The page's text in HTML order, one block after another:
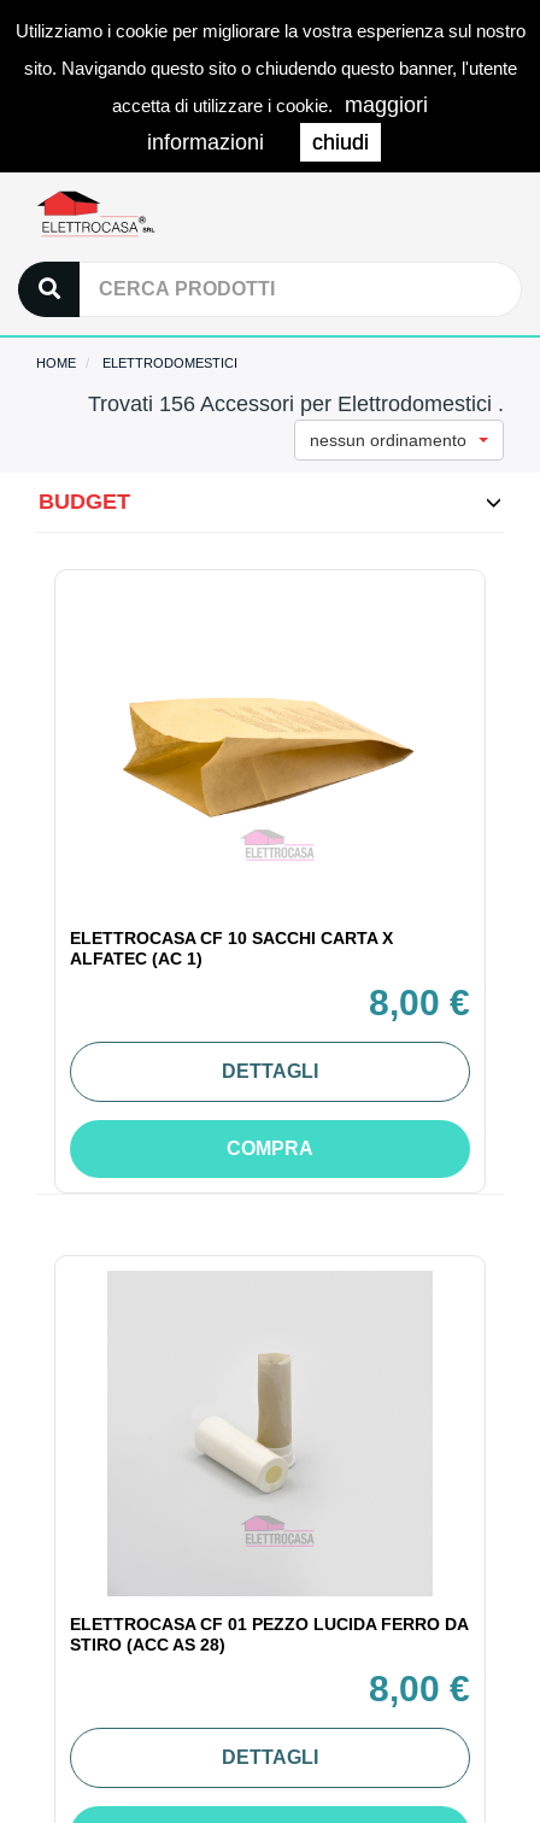
Utilizziamo i cookie per migliorare la vostra esperienza sul nostro
sito. Navigando questo sito o chiudendo questo banner, l'utente
accetta di utilizzare i cookie.
maggiori
informazioni
chiudi
0
HOME ELETTRODOMESTICI
Trovati 156 Accessori per Elettrodomestici .
nessun ordinamento
BUDGET
ELETTROCASA CF 10 SACCHI CARTA X
ALFATEC (AC 1)
8,00 €
DETTAGLI
COMPRA
ELETTROCASA CF 01 PEZZO LUCIDA FERRO DA
STIRO (ACC AS 28)
8,00 €
DETTAGLI